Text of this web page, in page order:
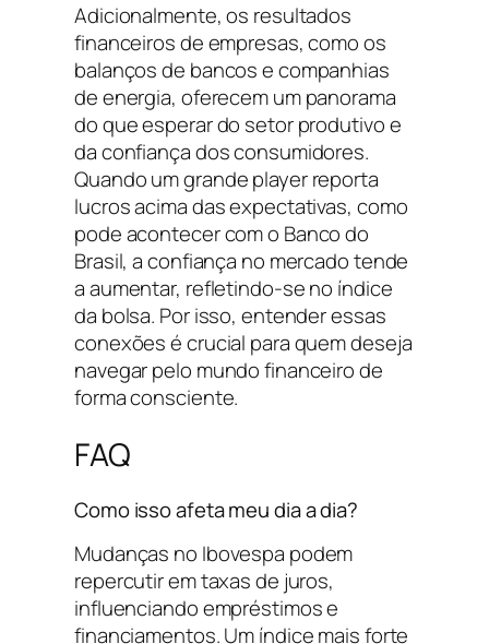
Adicionalmente, os resultados
financeiros de empresas, como os
balanços de bancos e companhias
de energia, oferecem um panorama
do que esperar do setor produtivo e
da confiança dos consumidores.
Quando um grande player reporta
lucros acima das expectativas, como
pode acontecer com o Banco do
Brasil, a confiança no mercado tende
a aumentar, refletindo-se no índice
da bolsa. Por isso, entender essas
conexões é crucial para quem deseja
navegar pelo mundo financeiro de
forma consciente.
FAQ
Como isso afeta meu dia a dia?
Mudanças no Ibovespa podem
repercutir em taxas de juros,
influenciando empréstimos e
financiamentos. Um índice mais forte